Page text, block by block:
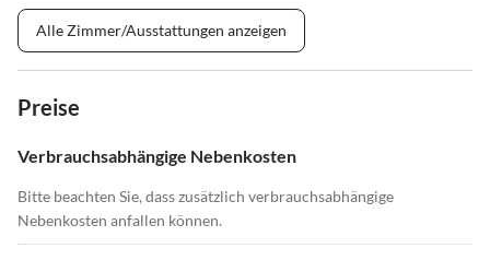
Alle Zimmer/Ausstattungen anzeigen
Preise
Verbrauchsabhängige Nebenkosten
Bitte beachten Sie, dass zusätzlich verbrauchsabhängige
Nebenkosten anfallen können.